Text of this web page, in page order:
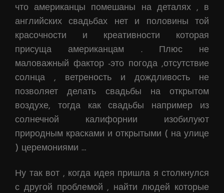
что американцы помешаны на деталях , в
английских свадьбах нет и половины той
красочности и креативности которая
присуща американцам . Плюс не
маловажный фактор -это погода ,отсутствие
солнца , ветреность и дождливость не
позволяет делать свадьбы на открытом
воздухе, тогда как свадьбы например из
солнечной калифорнии изобилуют
природным красками и открытыми ( на улице
) церемониями …
Ну так вот , когда идея пришла я столкнулся
с другой проблемой , найти людей которые